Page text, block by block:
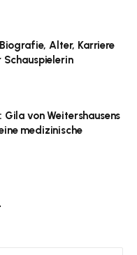
Alter, Karriere
Schauspielerin
Gila von Weitershausens
medizinische